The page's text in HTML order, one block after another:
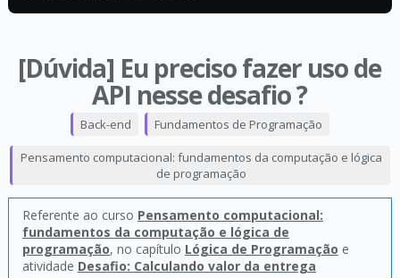
[Dúvida] Eu preciso fazer uso de
API nesse desafio ?
Back-end Fundamentos de Programação
Pensamento computacional: fundamentos da computação e lógica
de programação
Referente ao curso Pensamento computacional:
fundamentos da computação e lógica de
programação, no capítulo Lógica de Programação e
atividade Desafio: Calculando valor da entrega